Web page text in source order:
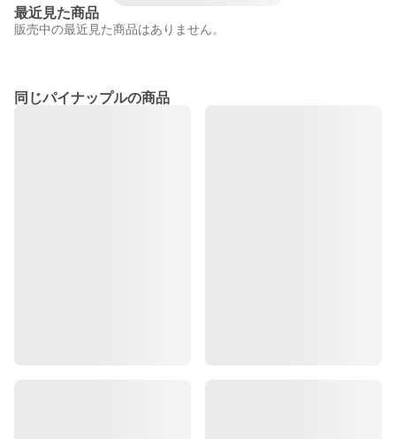
最近見た商品
販売中の最近見た商品はありません。
同じパイナップルの商品